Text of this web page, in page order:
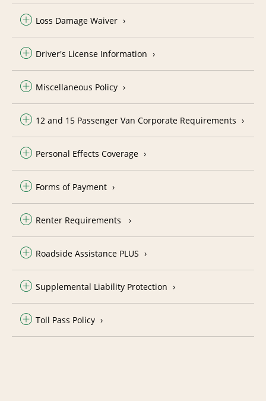
Loss Damage Waiver
Driver's License Information
Miscellaneous Policy
12 and 15 Passenger Van Corporate Requirements
Personal Effects Coverage
Forms of Payment
Renter Requirements
Roadside Assistance PLUS
Supplemental Liability Protection
Toll Pass Policy